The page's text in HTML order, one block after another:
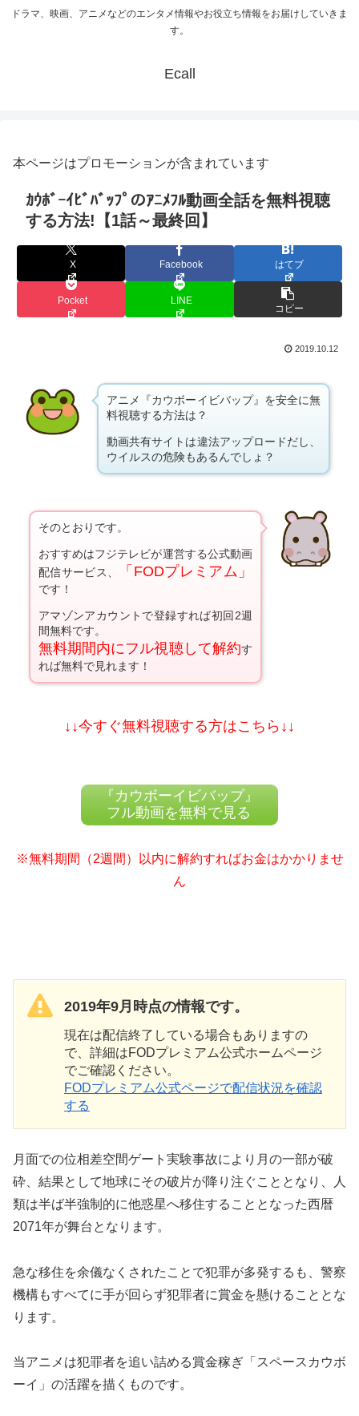
ドラマ、映画、アニメなどのエンタメ情報やお役立ち情報をお届けしていきま
す。
Ecall
本ページはプロモーションが含まれています
ｶｳﾎﾞｰｲﾋﾞﾊﾞｯﾌﾟのｱﾆﾒﾌﾙ動画全話を無料視聴
する方法!【1話～最終回】
X Facebook はてブ
Pocket LINE
コピー
2019.10.12
アニメ『カウボーイビバップ』を安全に無
料視聴する方法は？
動画共有サイトは違法アップロードだし、
ウイルスの危険もあるんでしょ？
そのとおりです。
おすすめはフジテレビが運営する公式動画
配信サービス、
「FODプレミアム」
です！
アマゾンアカウントで登録すれば初回2週
間無料です。
無料期間内にフル視聴して解約す
れば無料で見れます！
↓↓今すぐ無料視聴する方はこちら↓↓
『カウボーイビバップ』
フル動画を無料で見る
※無料期間（2週間）以内に解約すればお金はかかりませ
ん
2019年9月時点の情報です。
現在は配信終了している場合もありますの
で、詳細はFODプレミアム公式ホームページ
でご確認ください。
FODプレミアム公式ページで配信状況を確認
する
月面での位相差空間ゲート実験事故により月の一部が破
砕、結果として地球にその破片が降り注ぐこととなり、人
類は半ば半強制的に他惑星へ移住することとなった西暦
2071年が舞台となります。
急な移住を余儀なくされたことで犯罪が多発するも、警察
機構もすべてに手が回らず犯罪者に賞金を懸けることとな
ります。
当アニメは犯罪者を追い詰める賞金稼ぎ「スペースカウボ
ーイ」の活躍を描くものです。